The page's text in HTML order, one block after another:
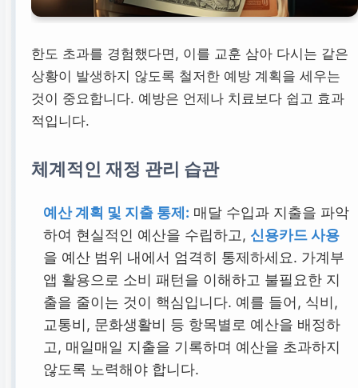
한도 초과를 경험했다면, 이를 교훈 삼아 다시는 같은
상황이 발생하지 않도록 철저한 예방 계획을 세우는
것이 중요합니다. 예방은 언제나 치료보다 쉽고 효과
적입니다.
체계적인 재정 관리 습관
예산 계획 및 지출 통제: 매달 수입과 지출을 파악
하여 현실적인 예산을 수립하고, 신용카드 사용
을 예산 범위 내에서 엄격히 통제하세요. 가계부
앱 활용으로 소비 패턴을 이해하고 불필요한 지
출을 줄이는 것이 핵심입니다. 예를 들어, 식비,
교통비, 문화생활비 등 항목별로 예산을 배정하
고, 매일매일 지출을 기록하며 예산을 초과하지
않도록 노력해야 합니다.